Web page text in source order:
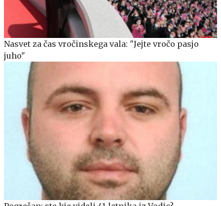
Nasvet za čas vročinskega vala: "Jejte vročo pasjo
juho"